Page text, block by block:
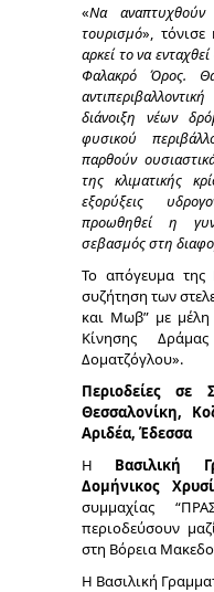
«Να αναπτυχθούν
τουρισμό», τόνισε
αρκεί το να
Φαλακρό Όρος.
διάνοιξη νέων
φυσικού
παρθούν
της κλιματικής
εξορύξεις
προωθηθεί η
σεβασμός στη
Το απόγευμα της
συζήτηση των
και Μωβ” με μέλη
Κίνησης
Δοματζόγλου».
Περιοδείες σε
Θεσσαλονίκη,
Αριδέα, Έδεσσα
Η Βασιλική
Δομήνικος
συμμαχίας
περιοδεύσουν
στη Βόρεια
Η Βασιλική